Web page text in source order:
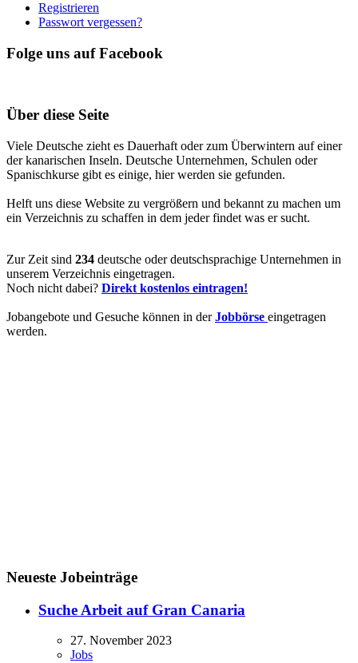
Registrieren
Passwort vergessen?
Folge uns auf Facebook
Über diese Seite
Viele Deutsche zieht es Dauerhaft oder zum Überwintern auf einer
der kanarischen Inseln. Deutsche Unternehmen, Schulen oder
Spanischkurse gibt es einige, hier werden sie gefunden.
Helft uns diese Website zu vergrößern und bekannt zu machen um
ein Verzeichnis zu schaffen in dem jeder findet was er sucht.
Zur Zeit sind 234 deutsche oder deutschsprachige Unternehmen in
unserem Verzeichnis eingetragen.
Noch nicht dabei? Direkt kostenlos eintragen!
Jobangebote und Gesuche können in derJobbörse eingetragen
werden.
Neueste Jobeinträge
Suche Arbeit auf Gran Canaria
27. November 2023
Jobs